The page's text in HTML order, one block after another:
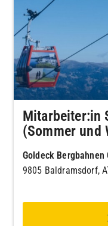
Mitarbeiter:in
(Sommer und
Goldeck Bergbahnen
9805 Baldramsdorf,